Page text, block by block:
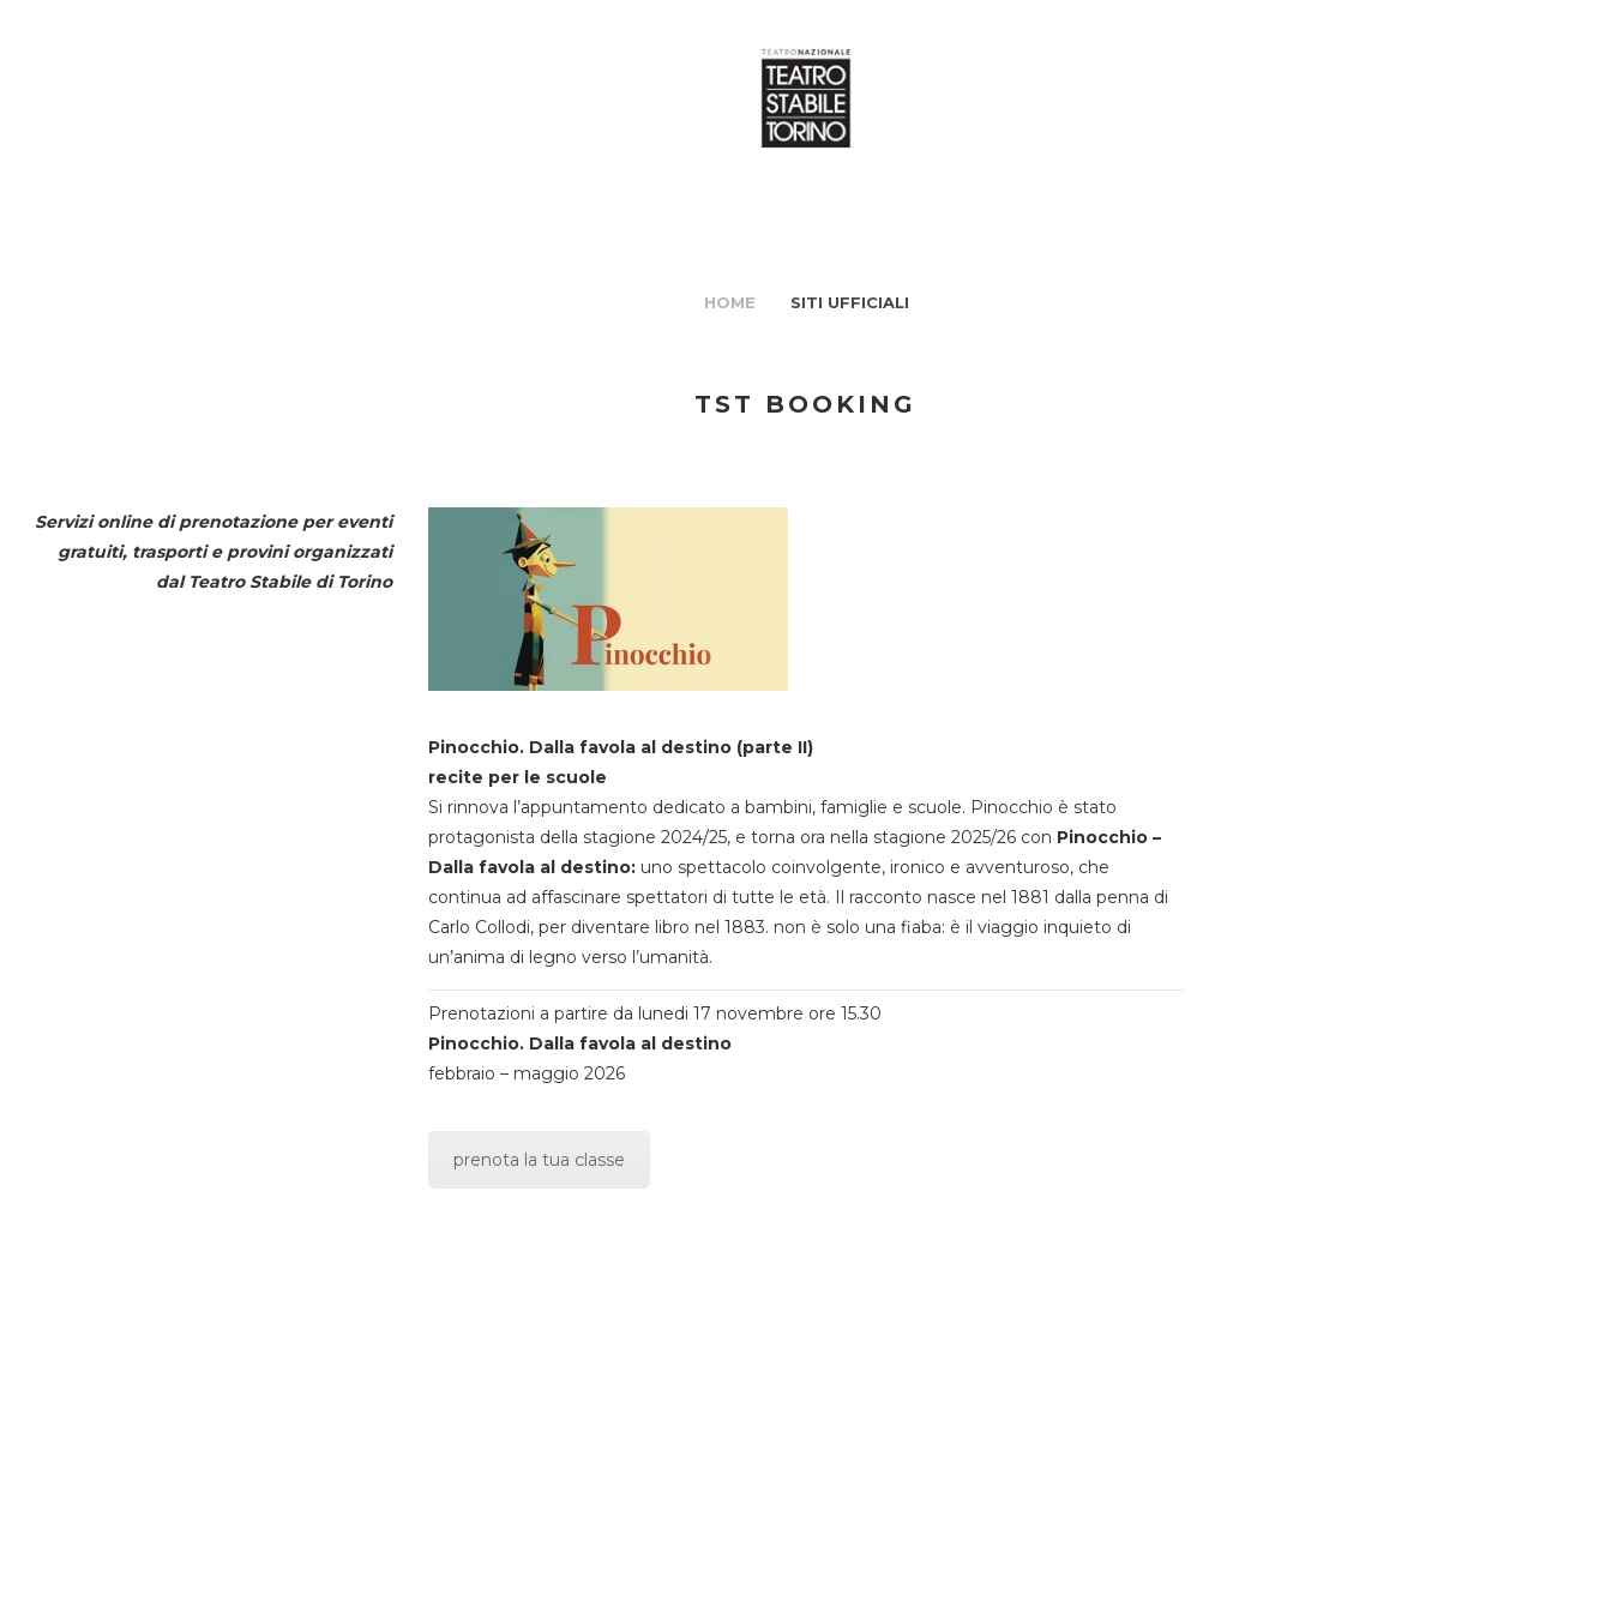
HOME SITI UFFICIALI
TST BOOKING
Servizi online di prenotazione per eventi
gratuiti, trasporti e provini organizzati
dal Teatro Stabile di Torino
Pinocchio. Dalla favola al destino (parte II)
recite per le scuole
Si rinnova l’appuntamento dedicato a bambini, famiglie e scuole. Pinocchio è stato
protagonista della stagione 2024/25, e torna ora nella stagione 2025/26 con Pinocchio –
Dalla favola al destino:uno spettacolo coinvolgente, ironico e avventuroso, che
continua ad affascinare spettatori di tutte le età. Il racconto nasce nel 1881 dalla penna di
Carlo Collodi, per diventare libro nel 1883. non è solo una fiaba: è il viaggio inquieto di
un’anima di legno verso l’umanità.
Prenotazioni a partire da lunedi 17 novembre ore 15.30
Pinocchio. Dalla favola al destino
febbraio – maggio 2026
prenota la tua classe